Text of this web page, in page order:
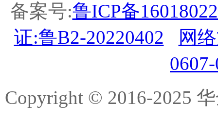
备案号:鲁ICP备
证:鲁B2-20220402
网
Copyright © 2016-2025